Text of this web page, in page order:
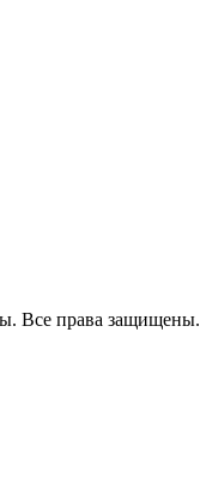
Все права защищены.